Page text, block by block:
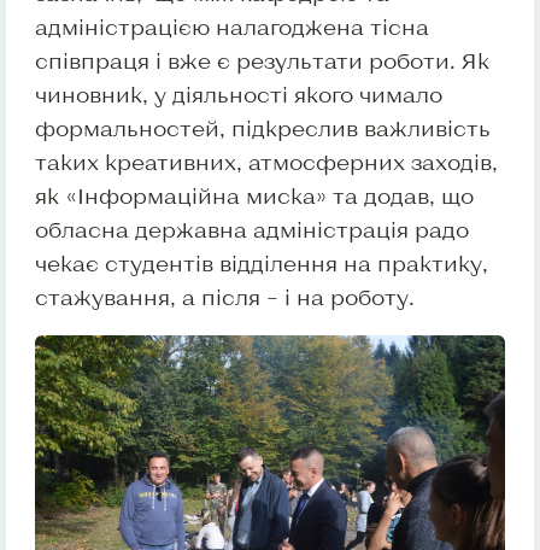
адміністрацією налагоджена тісна
співпраця і вже є результати роботи. Як
чиновник, у діяльності якого чимало
формальностей, підкреслив важливість
таких креативних, атмосферних заходів,
як «Інформаційна миска» та додав, що
обласна державна адміністрація радо
чекає студентів відділення на практику,
стажування, а після – і на роботу.